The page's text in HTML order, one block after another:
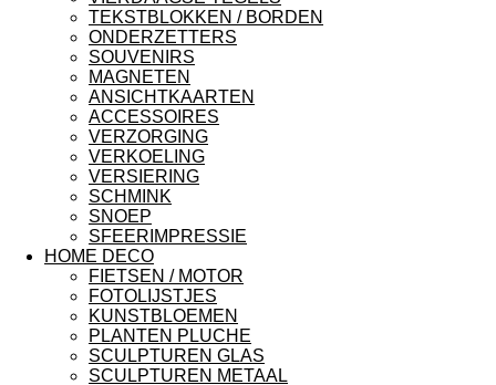
TEKSTBLOKKEN / BORDEN
ONDERZETTERS
SOUVENIRS
MAGNETEN
ANSICHTKAARTEN
ACCESSOIRES
VERZORGING
VERKOELING
VERSIERING
SCHMINK
SNOEP
SFEERIMPRESSIE
HOME DECO
FIETSEN / MOTOR
FOTOLIJSTJES
KUNSTBLOEMEN
PLANTEN PLUCHE
SCULPTUREN GLAS
SCULPTUREN METAAL